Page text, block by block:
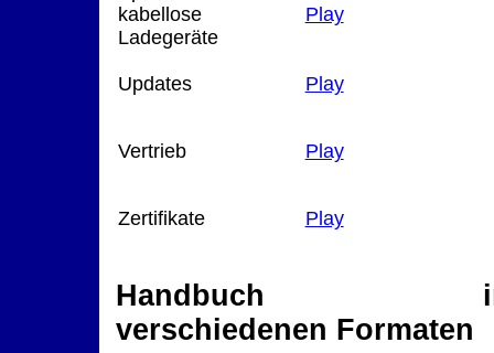
kabellose
Ladegeräte
Play
Updates Play
Vertrieb Play
Zertifikate Play
Handbuch
verschiedenen Formaten